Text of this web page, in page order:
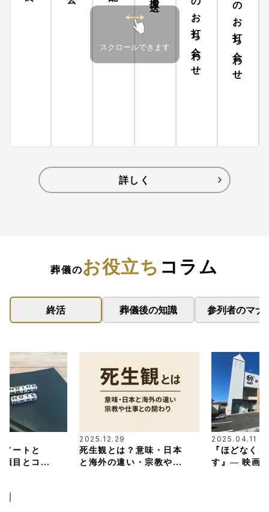
葬儀社とのお打ち合わせ
スクロールできます
詳しく
葬儀のお役立ち コラム
終活 葬儀後の知識 参列者のマナ
ートと
目とコツ
2025.12.29
死生観とは？意味・日本
と海外の違い・宗教や仕
2025.04.11
『ほどなく
す』― 映画